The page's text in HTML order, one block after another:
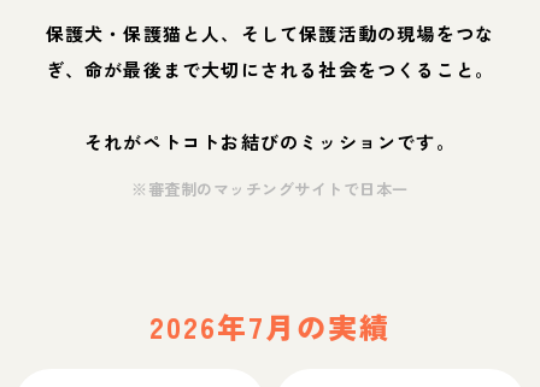
保護犬・保護猫と人、そして保護活動の現場をつな
ぎ、命が最後まで大切にされる社会をつくること。
それがペトコトお結びのミッションです。
※審査制のマッチングサイトで日本一
2026年7月の実績